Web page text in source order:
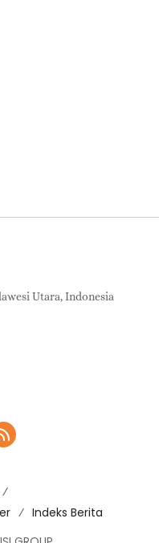
Utara, Indonesia
Indeks Berita